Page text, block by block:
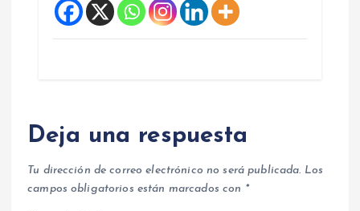
Deja una respuesta
Tu dirección de correo electrónico no será publicada. Los
campos obligatorios están marcados con *